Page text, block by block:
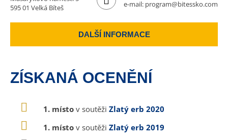
595 01 Velká Bíteš
e-mail: program@bitessko.com
DALŠÍ INFORMACE
ZÍSKANÁ OCENĚNÍ
1. místo v soutěži Zlatý erb 2020
1. místo v soutěži Zlatý erb 2019